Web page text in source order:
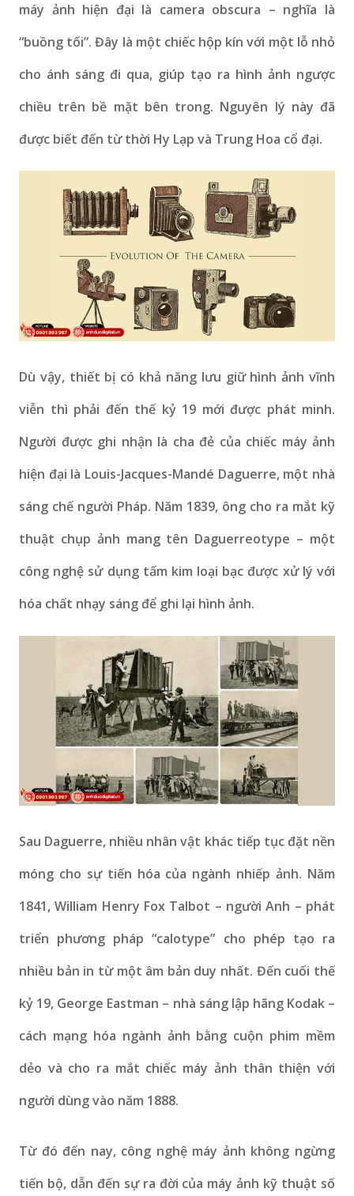
máy ảnh hiện đại là camera obscura – nghĩa là
“buồng tối”. Đây là một chiếc hộp kín với một lỗ nhỏ
cho ánh sáng đi qua, giúp tạo ra hình ảnh ngược
chiều trên bề mặt bên trong. Nguyên lý này đã
được biết đến từ thời Hy Lạp và Trung Hoa cổ đại.
Dù vậy, thiết bị có khả năng lưu giữ hình ảnh vĩnh
viễn thì phải đến thế kỷ 19 mới được phát minh.
Người được ghi nhận là cha đẻ của chiếc máy ảnh
hiện đại là Louis-Jacques-Mandé Daguerre, một nhà
sáng chế người Pháp. Năm 1839, ông cho ra mắt kỹ
thuật chụp ảnh mang tên Daguerreotype – một
công nghệ sử dụng tấm kim loại bạc được xử lý với
hóa chất nhạy sáng để ghi lại hình ảnh.
Sau Daguerre, nhiều nhân vật khác tiếp tục đặt nền
móng cho sự tiến hóa của ngành nhiếp ảnh. Năm
1841, William Henry Fox Talbot – người Anh – phát
triển phương pháp “calotype” cho phép tạo ra
nhiều bản in từ một âm bản duy nhất. Đến cuối thế
kỷ 19, George Eastman – nhà sáng lập hãng Kodak –
cách mạng hóa ngành ảnh bằng cuộn phim mềm
dẻo và cho ra mắt chiếc máy ảnh thân thiện với
người dùng vào năm 1888.
Từ đó đến nay, công nghệ máy ảnh không ngừng
tiến bộ, dẫn đến sự ra đời của máy ảnh kỹ thuật số